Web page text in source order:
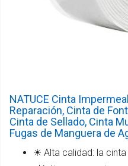
NATUCE Cinta
Reparación, Cinta de
Cinta de Sellado, Cinta
Fugas de Manguera de
☀ Alta calidad: la